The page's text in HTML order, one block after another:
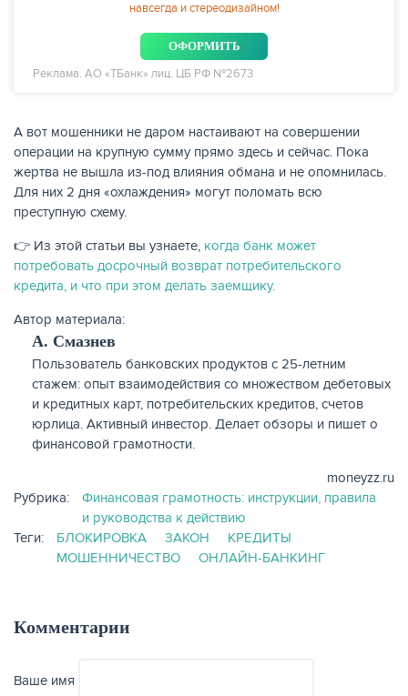
навсегда и стереодизайном!
ОФОРМИТЬ
Реклама. АО «ТБанк» лиц. ЦБ РФ №2673
А вот мошенники не даром настаивают на совершении
операции на крупную сумму прямо здесь и сейчас. Пока
жертва не вышла из-под влияния обмана и не опомнилась.
Для них 2 дня «охлаждения» могут поломать всю
преступную схему.
👉 Из этой статьи вы узнаете, когда банк может
потребовать досрочный возврат потребительского
кредита, и что при этом делать заемщику.
Автор материала:
А. Смазнев
Пользователь банковских продуктов с 25-летним
стажем: опыт взаимодействия со множеством дебетовых
и кредитных карт, потребительских кредитов, счетов
юрлица. Активный инвестор. Делает обзоры и пишет о
финансовой грамотности.
moneyzz.ru
Рубрика:
Финансовая грамотность: инструкции, правила
и руководства к действию
Теги:
БЛОКИРОВКА ЗАКОН
КРЕДИТЫ
МОШЕННИЧЕСТВО
ОНЛАЙН-БАНКИНГ
Комментарии
Ваше имя